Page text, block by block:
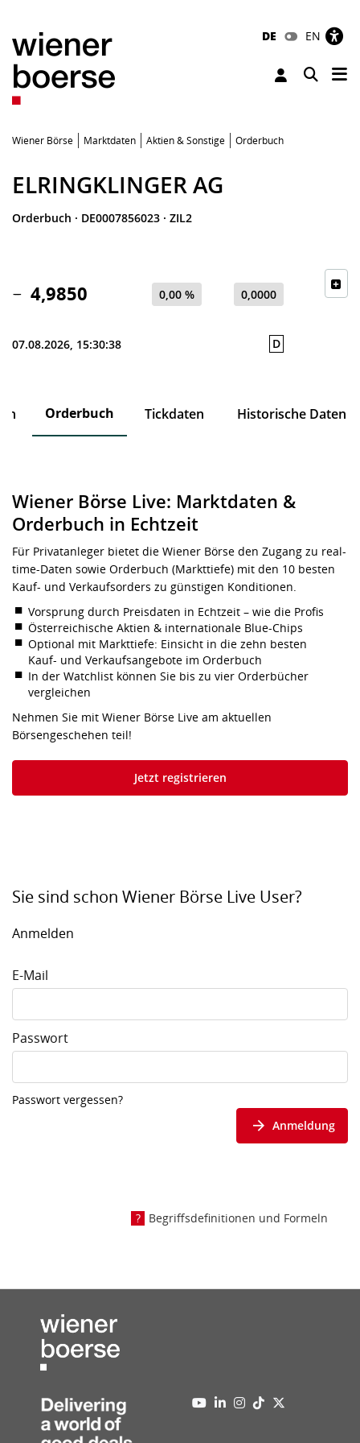
DE EN
Toggle
Wiener Börse Marktdaten Aktien & Sonstige Orderbuch
ELRINGKLINGER AG
Orderbuch · DE0007856023 · ZIL2
4,9850 0,00 % 0,0000
07.08.2026, 15:30:38 D
Orderbuch Tickdaten Historische Daten
Wiener Börse Live: Marktdaten &
Orderbuch in Echtzeit
Für Privatanleger bietet die Wiener Börse den Zugang zu real-
time-Daten sowie Orderbuch (Markttiefe) mit den 10 besten
Kauf- und Verkaufsorders zu günstigen Konditionen.
Vorsprung durch Preisdaten in Echtzeit – wie die Profis
Österreichische Aktien & internationale Blue-Chips
Optional mit Markttiefe: Einsicht in die zehn besten
Kauf- und Verkaufsangebote im Orderbuch
In der Watchlist können Sie bis zu vier Orderbücher
vergleichen
Nehmen Sie mit Wiener Börse Live am aktuellen
Börsengeschehen teil!
Jetzt registrieren
Sie sind schon Wiener Börse Live User?
Anmelden
E-Mail
Passwort
Passwort vergessen?
Anmeldung
Begriffsdefinitionen und Formeln